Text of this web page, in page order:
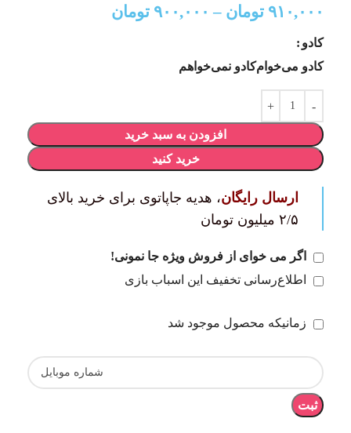
۹۱۰,۰۰۰ تومان – ۹۰۰,۰۰۰ تومان
کادو
کادو می‌خوامکادو نمی‌خواهم
افزودن به سبد خرید
خرید کنید
ارسال رایگان، هدیه جاپاتوی برای خرید بالای
۲/۵ میلیون تومان
اگر می خوای از فروش ویژه جا نمونی!
اطلاع‌رسانی تخفیف این اسباب بازی
زمانیکه محصول موجود شد
ثبت